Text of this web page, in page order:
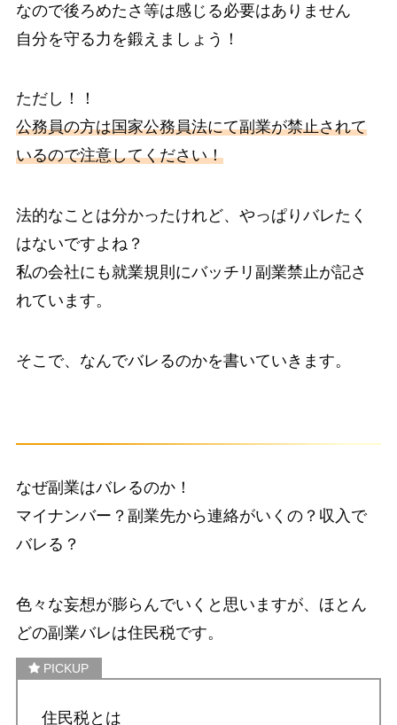
なので後ろめたさ等は感じる必要はありません
自分を守る力を鍛えましょう！
ただし！！
公務員の方は国家公務員法にて副業が禁止されて
いるので注意してください！
法的なことは分かったけれど、やっぱりバレたく
はないですよね？
私の会社にも就業規則にバッチリ副業禁止が記さ
れています。
そこで、なんでバレるのかを書いていきます。
なぜ副業はバレるのか！
マイナンバー？副業先から連絡がいくの？収入で
バレる？
色々な妄想が膨らんでいくと思いますが、ほとん
どの副業バレは住民税です。
住民税とは